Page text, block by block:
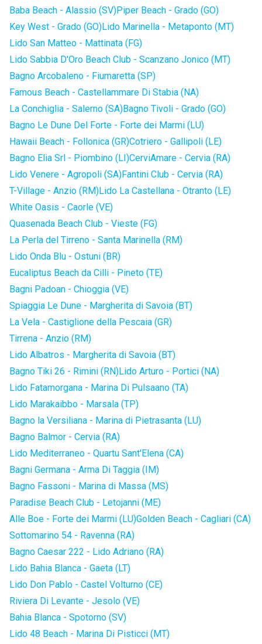
Baba Beach - Alassio (SV)Piper Beach - Grado (GO)
Key West - Grado (GO)Lido Marinella - Metaponto (MT)
Lido San Matteo - Mattinata (FG)
Lido Sabbia D'Oro Beach Club - Scanzano Jonico (MT)
Bagno Arcobaleno - Fiumaretta (SP)
Famous Beach - Castellammare Di Stabia (NA)
La Conchiglia - Salerno (SA)Bagno Tivoli - Grado (GO)
Bagno Le Dune Del Forte - Forte dei Marmi (LU)
Hawaii Beach - Follonica (GR)Cotriero - Gallipoli (LE)
Bagno Elia Srl - Piombino (LI)CerviAmare - Cervia (RA)
Lido Venere - Agropoli (SA)Fantini Club - Cervia (RA)
T-Village - Anzio (RM)Lido La Castellana - Otranto (LE)
White Oasis - Caorle (VE)
Quasenada Beach Club - Vieste (FG)
La Perla del Tirreno - Santa Marinella (RM)
Lido Onda Blu - Ostuni (BR)
Eucaliptus Beach da Cilli - Pineto (TE)
Bagni Padoan - Chioggia (VE)
Spiaggia Le Dune - Margherita di Savoia (BT)
La Vela - Castiglione della Pescaia (GR)
Tirrena - Anzio (RM)
Lido Albatros - Margherita di Savoia (BT)
Bagno Tiki 26 - Rimini (RN)Lido Arturo - Portici (NA)
Lido Fatamorgana - Marina Di Pulsaano (TA)
Lido Marakaibbo - Marsala (TP)
Bagno la Versiliana - Marina di Pietrasanta (LU)
Bagno Balmor - Cervia (RA)
Lido Mediterraneo - Quartu Sant'Elena (CA)
Bagni Germana - Arma Di Taggia (IM)
Bagno Fassoni - Marina di Massa (MS)
Paradise Beach Club - Letojanni (ME)
Alle Boe - Forte dei Marmi (LU)Golden Beach - Cagliari (CA)
Sottomarino 54 - Ravenna (RA)
Bagno Caesar 222 - Lido Adriano (RA)
Lido Bahia Blanca - Gaeta (LT)
Lido Don Pablo - Castel Volturno (CE)
Riviera Di Levante - Jesolo (VE)
Bahia Blanca - Spotorno (SV)
Lido 48 Beach - Marina Di Pisticci (MT)